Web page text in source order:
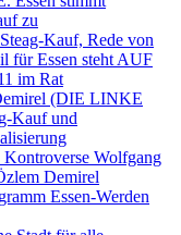
zu
Kauf, Rede von
für Essen steht AUF
im Rat
(DIE LINKE
Kauf und
Kontroverse Wolfgang
Demirel
Essen-Werden